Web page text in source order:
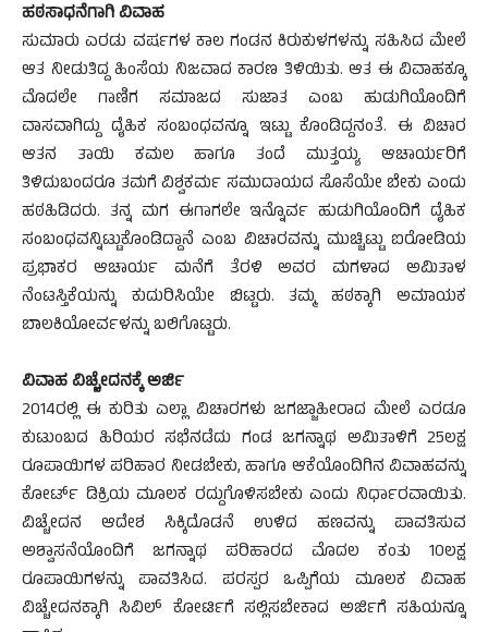
ಹಠಸಾಧನೆಗಾಗಿ ವಿವಾಹ
ಸುಮಾರು ಎರಡು ವರ್ಷಗಳ ಕಾಲ ಗಂಡನ ಕಿರುಕುಳಗಳನ್ನು ಸಹಿಸಿದ ಮೇಲೆ
ಆತ ನೀಡುತಿದ್ದ ಹಿಂಸೆಯ ನಿಜವಾದ ಕಾರಣ ತಿಳಿಯಿತು. ಆತ ಈ ವಿವಾಹಕ್ಕೂ
ಮೊದಲೇ ಗಾಣಿಗ ಸಮಾಜದ ಸುಜಾತ ಎಂಬ ಹುಡುಗಿಯೊಂದಿಗೆ
ವಾಸವಾಗಿದ್ದು ದೈಹಿಕ ಸಂಬಂಧವನ್ನೂ ಇಟ್ಟು ಕೊಂಡಿದ್ದನಂತೆ. ಈ ವಿಚಾರ
ಆತನ ತಾಯಿ ಕಮಲ ಹಾಗೂ ತಂದೆ ಮುತ್ತಯ್ಯ ಆಚಾರ್ಯರಿಗೆ
ತಿಳಿದುಬಂದರೂ ತಮಗೆ ವಿಶ್ವಕರ್ಮ ಸಮುದಾಯದ ಸೊಸೆಯೇ ಬೇಕು ಎಂದು
ಹಠಹಿಡಿದರು. ತನ್ನ ಮಗ ಈಗಾಗಲೇ ಇನ್ನೊರ್ವ ಹುಡುಗಿಯೊಂದಿಗೆ ದೈಹಿಕ
ಸಂಬಂಧವನ್ನಿಟ್ಟುಕೊಂಡಿದ್ದಾನೆ ಎಂಬ ವಿಚಾರವನ್ನು ಮುಚ್ಚಿಟ್ಟು ಐರೋಡಿಯ
ಪ್ರಭಾಕರ ಆಚಾರ್ಯ ಮನೆಗೆ ತೆರಳಿ ಅವರ ಮಗಳಾದ ಅಮಿತಾಳ
ನೆಂಟಸ್ತಿಕೆಯನ್ನು ಕುದುರಿಸಿಯೇ ಬಿಟ್ಟರು. ತಮ್ಮ ಹಠಕ್ಕಾಗಿ ಅಮಾಯಕ
ಬಾಲಕಿಯೋರ್ವಳನ್ನು ಬಲಿಗೊಟ್ಟರು.
ವಿವಾಹ ವಿಚ್ಚೇದನಕ್ಕೆ ಅರ್ಜಿ
2014ರಲ್ಲಿ ಈ ಕುರಿತು ಎಲ್ಲಾ ವಿಚಾರಗಳು ಜಗಜ್ಜಾಹೀರಾದ ಮೇಲೆ ಎರಡೂ
ಕುಟುಂಬದ ಹಿರಿಯರ ಸಭೆನಡೆದು ಗಂಡ ಜಗನ್ನಾಥ ಅಮಿತಾಳಿಗೆ 25ಲಕ್ಷ
ರೂಪಾಯಿಗಳ ಪರಿಹಾರ ನೀಡಬೇಕು, ಹಾಗೂ ಆಕೆಯೊಂದಿಗಿನ ವಿವಾಹವನ್ನು
ಕೋರ್ಟ್ ಡಿಕ್ರಿಯ ಮೂಲಕ ರದ್ದುಗೊಳಿಸಬೇಕು ಎಂದು ನಿರ್ಧಾರವಾಯಿತು.
ವಿಚ್ಚೇದನ ಆದೇಶ ಸಿಕ್ಕಿದೊಡನೆ ಉಳಿದ ಹಣವನ್ನು ಪಾವತಿಸುವ
ಅಶ್ವಾಸನೆಯೊಂದಿಗೆ ಜಗನ್ನಾಥ ಪರಿಹಾರದ ಮೊದಲ ಕಂತು 10ಲಕ್ಷ
ರೂಪಾಯಿಗಳನ್ನು ಪಾವತಿಸಿದ. ಪರಸ್ಪರ ಒಪ್ಪಿಗೆಯ ಮೂಲಕ ವಿವಾಹ
ವಿಚ್ಚೇದನಕ್ಕಾಗಿ ಸಿವಿಲ್ ಕೋರ್ಟಿಗೆ ಸಲ್ಲಿಸಬೇಕಾದ ಅರ್ಜಿಗೆ ಸಹಿಯನ್ನೂ